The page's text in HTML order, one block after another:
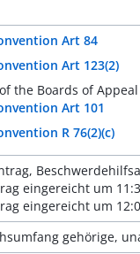
Art 84
Art 123(2)
the Boards of
Art 101
R 76(2)(c)
eingereicht um
eingereicht um
gehörige,